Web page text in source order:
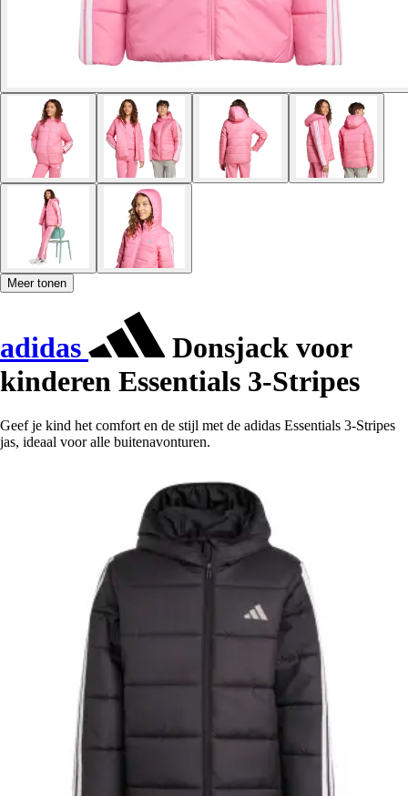
Meer tonen
adidas
Donsjack voor
kinderen Essentials 3-Stripes
Geef je kind het comfort en de stijl met de adidas Essentials 3-Stripes
jas, ideaal voor alle buitenavonturen.